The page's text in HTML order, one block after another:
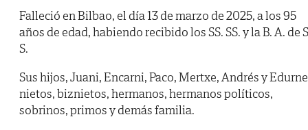
Falleció en Bilbao, el día 13 de marzo de 2025, a los 95
años de edad, habiendo recibido los SS. SS. y la B. A. de
S.
Sus hijos, Juani, Encarni, Paco, Mertxe, Andrés y
nietos, biznietos, hermanos, hermanos políticos,
sobrinos, primos y demás familia.